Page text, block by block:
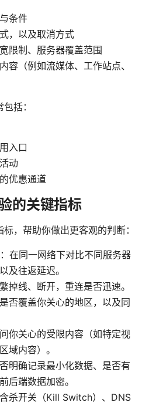
条件
，以及取消方式
限制、服务器覆盖范围
容（例如流媒体、工作站点、
括：
入口
动
优惠通道
的关键指标
，帮助你做出更客观的判断：
在同一网络下对比不同服务器
及往返延迟。
掉线、断开，重连是否迅速。
否覆盖你关心的地区，以及同
你关心的受限内容（如特定视
域内容）。
明确记录最小化数据、是否有
后端数据加密。
杀开关（Kill Switch）、DNS